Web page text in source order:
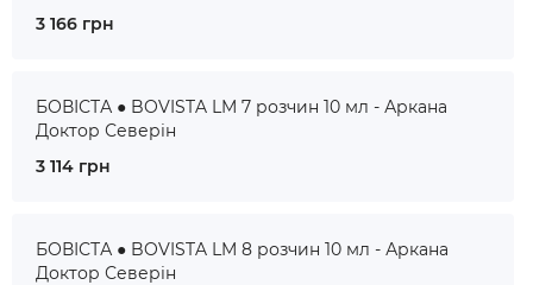
3 166 грн
БОВІСТА ● BOVISTA LM 7 розчин 10 мл - Аркана
Доктор Северін
3 114 грн
БОВІСТА ● BOVISTA LM 8 розчин 10 мл - Аркана
Доктор Северін